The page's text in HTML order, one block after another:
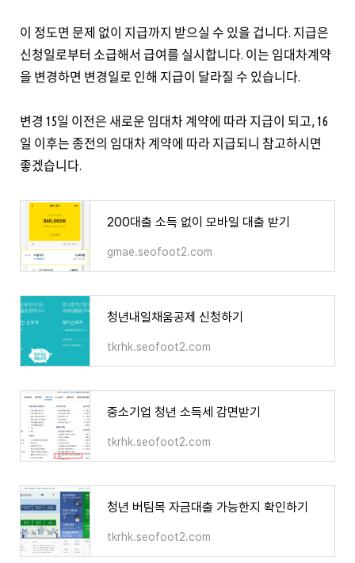
이 정도면 문제 없이 지급까지 받으실 수 있을 겁니다. 지급은
신청일로부터 소급해서 급여를 실시합니다. 이는 임대차계약
을 변경하면 변경일로 인해 지급이 달라질 수 있습니다.
변경 15일 이전은 새로운 임대차 계약에 따라 지급이 되고, 16
일 이후는 종전의 임대차 계약에 따라 지급되니 참고하시면
좋겠습니다.
200대출 소득 없이 모바일 대출 받기
gmae.seofoot2.com
청년내일채움공제 신청하기
tkrhk.seofoot2.com
중소기업 청년 소득세 감면받기
tkrhk.seofoot2.com
청년 버팀목 자금대출 가능한지 확인하기
tkrhk.seofoot2.com